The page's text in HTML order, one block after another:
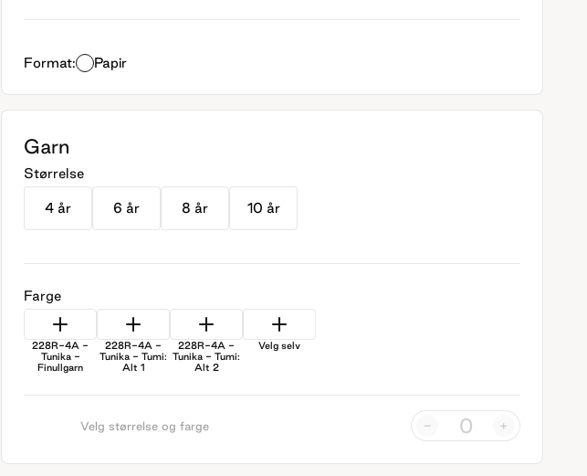
Format: Papir
Garn
Størrelse
4 år 6 år 8 år 10 år
Farge
228R-4A -
Tunika -
Finullgarn
228R-4A -
Tunika - Tumi:
Alt 1
228R-4A -
Tunika - Tumi:
Alt 2
Velg selv
Velg størrelse og farge - +